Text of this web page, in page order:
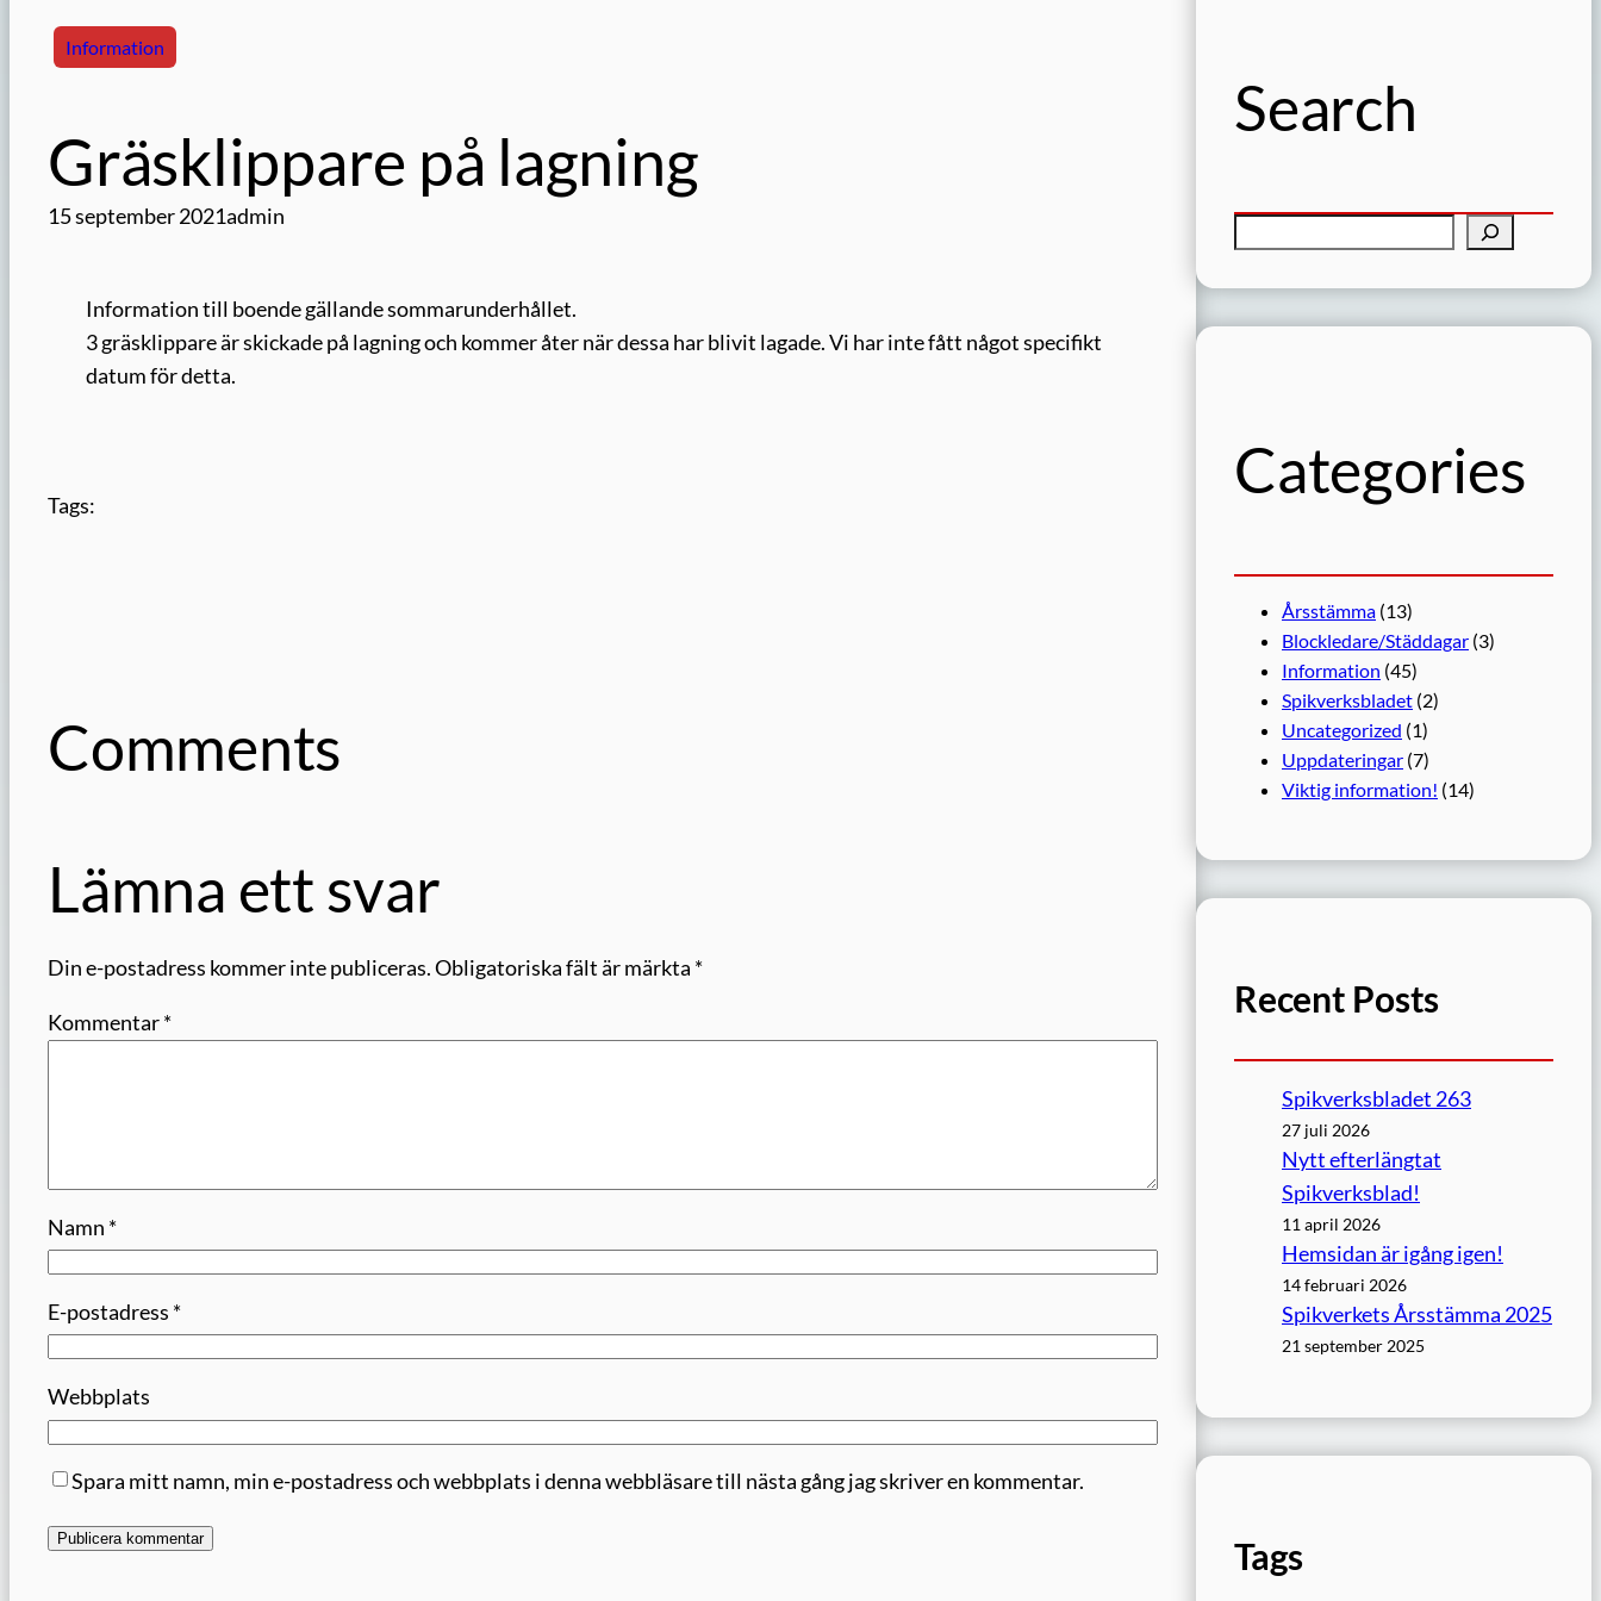
Information
Gräsklippare på lagning
15 september 2021admin
Information till boende gällande sommarunderhållet.
3 gräsklippare är skickade på lagning och kommer åter när dessa har blivit lagade. Vi har inte fått något specifikt
datum för detta.
Tags:
Comments
Lämna ett svar
Din e-postadress kommer inte publiceras.Obligatoriska fält är märkta *
Kommentar*
Namn *
E-postadress *
Webbplats
Spara mitt namn, min e-postadress och webbplats i denna webbläsare till nästa gång jag skriver en kommentar.
Search
k
Categories
Årsstämma (13)
Blockledare/Städdagar (3)
Information (45)
Spikverksbladet (2)
Uncategorized (1)
Uppdateringar (7)
Viktig information! (14)
Recent Posts
Spikverksbladet 263
27 juli 2026
Nytt efterlängtat
Spikverksblad!
11 april 2026
Hemsidan är igång igen!
14 februari 2026
Spikverkets Årsstämma 2025
21 september 2025
Tags